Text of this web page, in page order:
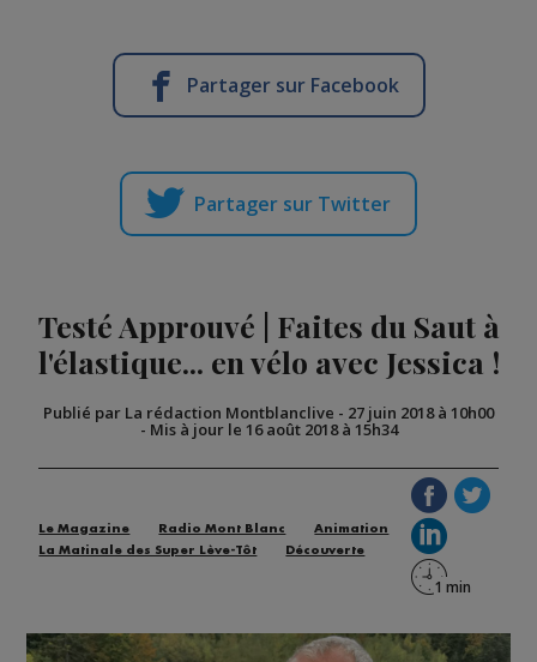
Partager sur Facebook
Partager sur Twitter
Testé Approuvé | Faites du Saut à
l'élastique... en vélo avec Jessica !
Publié par La rédaction Montblanclive - 27 juin 2018 à 10h00
- Mis à jour le 16 août 2018 à 15h34
Le Magazine Radio Mont Blanc
Animation
La Matinale des Super Lève-Tôt
Découverte